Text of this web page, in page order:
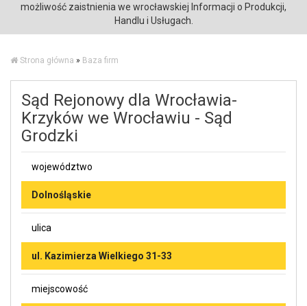
możliwość zaistnienia we wrocławskiej Informacji o Produkcji,
Handlu i Usługach.
Strona główna » Baza firm
Sąd Rejonowy dla Wrocławia-
Krzyków we Wrocławiu - Sąd
Grodzki
województwo
Dolnośląskie
ulica
ul. Kazimierza Wielkiego 31-33
miejscowość